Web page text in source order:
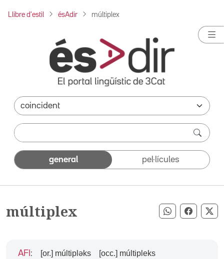
Llibre d'estil ésAdir múltiplex
general pel·lícules
múltiplex Compartir
AFI : [or.] múltipləks [occ.] múltipleks